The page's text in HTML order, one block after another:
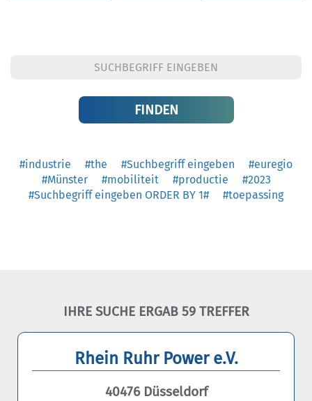
#industrie #the #Suchbegriff eingeben
#euregio
#Münster
#mobiliteit #productie
#2023
#Suchbegriff eingeben ORDER BY 1#
#toepassing
IHRE SUCHE ERGAB 59 TREFFER
Rhein Ruhr Power e.V.
40476 Düsseldorf